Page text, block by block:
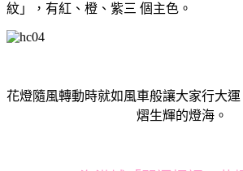
紋」，有紅、橙、紫三 個主色。
花燈隨風轉動時就如風車般讓大家行大
熠生輝的燈海。